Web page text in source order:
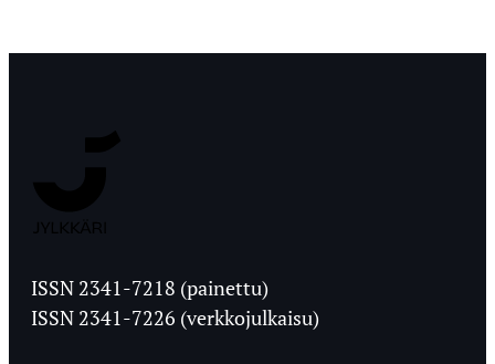
Ylioppilaslehti
ISSN 2341-7218 (painettu)
ISSN 2341-7226 (verkkojulkaisu)